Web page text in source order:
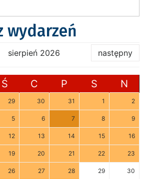
wydarzeń
sierpień 2026 następny
Ś C P S N
29 30 31 1 2
5 6 7 8 9
12 13 14 15 16
19 20 21 22 23
26 27 28 29 30